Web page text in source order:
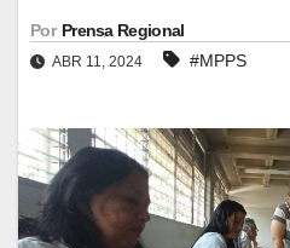
Por Prensa Regional
ABR 11, 2024 #MPPS